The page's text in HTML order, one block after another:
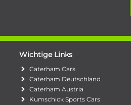
Wichtige Links
Caterham Cars
Caterham Deutschland
Caterham Austria
Kumschick Sports Cars